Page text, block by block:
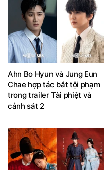
Ahn Bo Hyun và Jung Eun
Chae hợp tác bắt tội phạm
trong trailer Tài phiệt và
cảnh sát 2